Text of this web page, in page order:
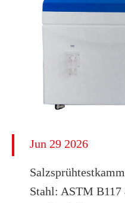
Jun 29 2026
Stahl: ASTM